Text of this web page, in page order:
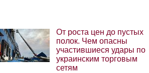
От роста цен до пустых
полок. Чем опасны
участившиеся удары по
украинским торговым
сетям